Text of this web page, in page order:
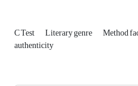
C Test Literary genre Method
authenticity